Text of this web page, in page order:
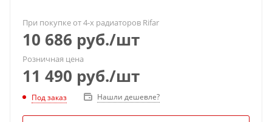
При покупке от 4-х радиаторов Rifar
10 686 руб./шт
Розничная цена
11 490 руб./шт
Под заказ Нашли дешевле?